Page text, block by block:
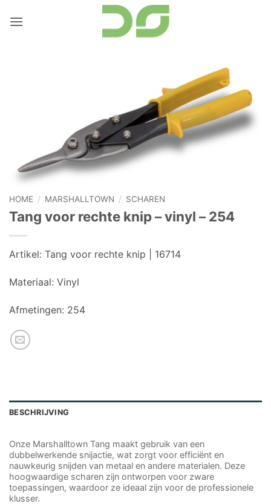
naar
HOME / MARSHALLTOWN / SCHAREN
Tang voor rechte knip – vinyl – 254
Artikel: Tang voor rechte knip | 16714
Materiaal: Vinyl
Afmetingen: 254
BESCHRIJVING
Onze Marshalltown Tang maakt gebruik van een
dubbelwerkende snijactie, wat zorgt voor efficiënt en
nauwkeurig snijden van metaal en andere materialen. Deze
hoogwaardige scharen zijn ontworpen voor zware
toepassingen, waardoor ze ideaal zijn voor de professionele
klusser.